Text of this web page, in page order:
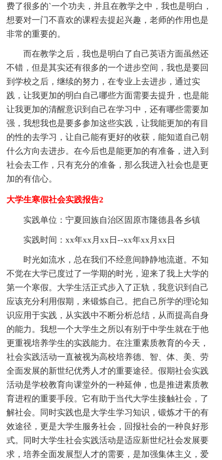
费了很多的`一个功夫，并且在教学之中，我也是明白，
想要对一门不喜欢的课程去提起兴趣，老师的作用也是
非常的重要的。
而在教学之后，我也是明白了自己英语方面虽然还
不错，但是其实还有很多的一个进步空间，我也是要回
到学校之后，继续的努力，在专业上去进步，通过实
践，让我更加的明白自己哪些方面需要去提升，也是能
让我更加的清醒意识到自己在学习中，还有哪些需要加
强，我想我也是要多参加这些实践，让我能更加的有目
的性的去学习，让自己能有更好的收获，能知道自己朝
什么方向去进步。在今后也是能更加的有准备，进入到
社会去工作，只有充分的准备，那么我进入社会也是更
加的有信心。
大学生寒假社会实践报告2
实践单位：宁夏回族自治区固原市隆德县各乡镇
实践时间：xx年xx月xx日--xx年xx月xx日
时光如流水，总在我们不经意间静静地流逝。不知
不觉在大学已度过了一学期的时光，迎来了我上大学的
第一个寒假。大学生活正式步入了正轨，我意识到自己
应该充分利用假期，来锻炼自己。把自己所学的理论知
识应用于实践，从实践中不断分析总结，从而提高自身
的能力。我想一个大学生之所以有别于中学生就在于他
更重视培养学生的实践能力。在注重素质教育的今天，
社会实践活动一直被视为高校培养德、智、体、美、劳
全面发展的新世纪优秀人才的重要途径。假期社会实践
活动是学校教育向课堂外的一种延伸，也是推进素质教
育进程的重要手段。它有助于当代大学生接触社会，了
解社会。同时实践也是大学生学习知识，锻炼才干的有
效途径，更是大学生服务社会，回报社会的一种良好形
式。同时大学生社会实践活动是适应新世纪社会发展要
求，培养全面发展型人才的需要，是加强集体主义，爱